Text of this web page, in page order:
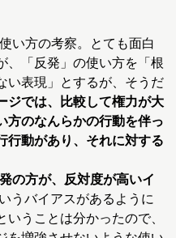
い方の考察。とても面白
、「反発」の使い方を「根
い表現」とするが、そうだ
ジでは、比較して権力が大
方のなんらかの行動を伴っ
行動があり、それに対する
の方が、反対度が高いイ
うバイアスがあるように
うことは分かったので、